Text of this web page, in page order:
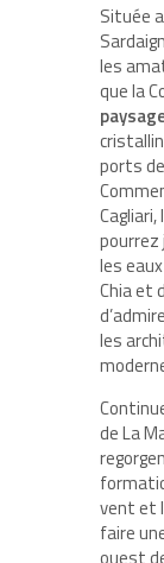
Située
les
que la
ports
pourrez
les
Chia et
les
de La
vent et
faire
ouest